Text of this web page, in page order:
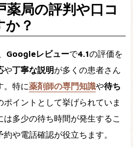
薬局の評判や口コ
か？
Googleレビューで4.1の評価を
や丁寧な説明が多くの患者さん
。特に薬剤師の専門知識や待ち
ポイントとして挙げられていま
多少の待ち時間が発生するこ
や電話確認が役立ちます。